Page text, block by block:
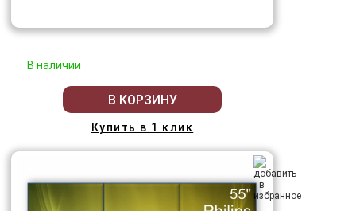
В наличии
В КОРЗИНУ
Купить в 1 клик